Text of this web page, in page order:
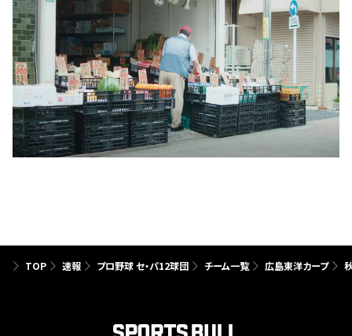
TOP 速報 プロ野球 セ・パ12球団 チーム一覧 広島東洋カープ